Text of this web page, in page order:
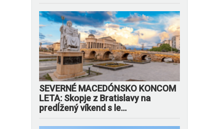
SEVERNÉ MACEDÓNSKO KONCOM
LETA: Skopje z Bratislavy na
predĺžený víkend s le...